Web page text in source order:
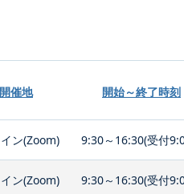
開催地 開始～終了時刻
ン(Zoom) 9:30～16:30(受付
ン(Zoom) 9:30～16:30(受付